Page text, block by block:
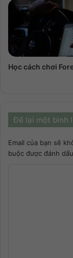
Học cách chơi
Để lại một bình
Email của bạn sẽ
buộc được đánh dấu